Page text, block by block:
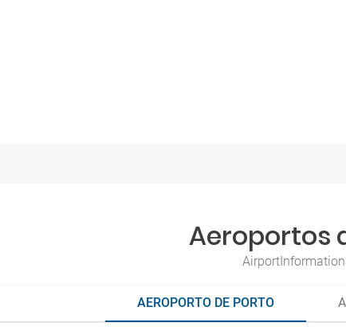
Aeroportos
AEROPORTO DE PORTO